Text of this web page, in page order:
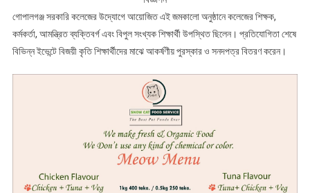
​গোপালগঞ্জ সরকারি কলেজের উদ্যোগে আয়োজিত এই জমকালো অনুষ্ঠানে কলেজের শিক্ষক,
কর্মকর্তা, আমন্ত্রিত ব্যক্তিবর্গ এবং বিপুল সংখ্যক শিক্ষার্থী উপস্থিত ছিলেন। প্রতিযোগিতা শেষে
বিভিন্ন ইভেন্টে বিজয়ী কৃতি শিক্ষার্থীদের মাঝে আকর্ষণীয় পুরস্কার ও সনদপত্র বিতরণ করেন।